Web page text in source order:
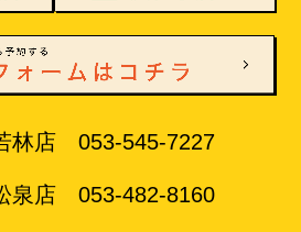
林店 053-545-7227
泉店 053-482-8160